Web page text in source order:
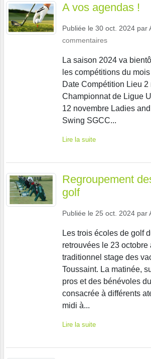
A vos agendas !
Publiée le 30 oct. 2024 par
commentaires
La saison 2024 va
les compétitions du
Date Compétition Lieu 2
Championnat de Ligue
12 novembre Ladies
Swing SGCC...
Lire la suite
Regroupement
golf
Publiée le 25 oct. 2024 par
Les trois écoles de golf
retrouvées le 23 octobre
traditionnel stage des
Toussaint. La matinée,
pros et des bénévoles
consacrée à différents
midi à...
Lire la suite